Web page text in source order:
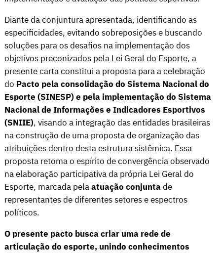
Diante da conjuntura apresentada, identificando as
especificidades, evitando sobreposições e buscando
soluções para os desafios na implementação dos
objetivos preconizados pela Lei Geral do Esporte, a
presente carta constitui a proposta para a celebração
do Pacto pela consolidação do Sistema Nacional do
Esporte (SINESP) e pela implementação do Sistema
Nacional de Informações e Indicadores Esportivos
(SNIIE), visando a integração das entidades brasileiras
na construção de uma proposta de organização das
atribuições dentro desta estrutura sistêmica. Essa
proposta retoma o espírito de convergência observado
na elaboração participativa da própria Lei Geral do
Esporte, marcada pelaatuação conjuntade
representantes de diferentes setores e espectros
políticos.
O presente pacto busca criar uma rede de
articulação do esporte, unindo conhecimentos